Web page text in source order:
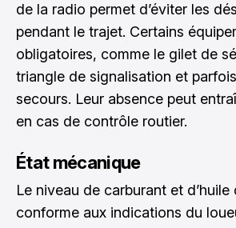
de la radio permet d’éviter les
pendant le trajet. Certains
obligatoires, comme le gilet de
triangle de signalisation et
secours. Leur absence peut
en cas de contrôle routier.
État mécanique
Le niveau de carburant et
conforme aux indications du